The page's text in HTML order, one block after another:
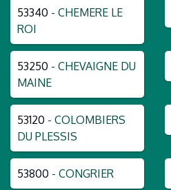
53340 - CHEMERE LE
ROI
53250 - CHEVAIGNE DU
MAINE
53120 - COLOMBIERS
DU PLESSIS
53800 - CONGRIER